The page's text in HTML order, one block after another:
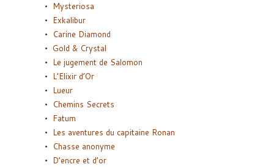
Mysteriosa
Exkalibur
Carine Diamond
Gold & Crystal
Le jugement de Salomon
L’Elixir d’Or
Lueur
Chemins Secrets
Fatum
Les aventures du capitaine Ronan
Chasse anonyme
D’encre et d’or